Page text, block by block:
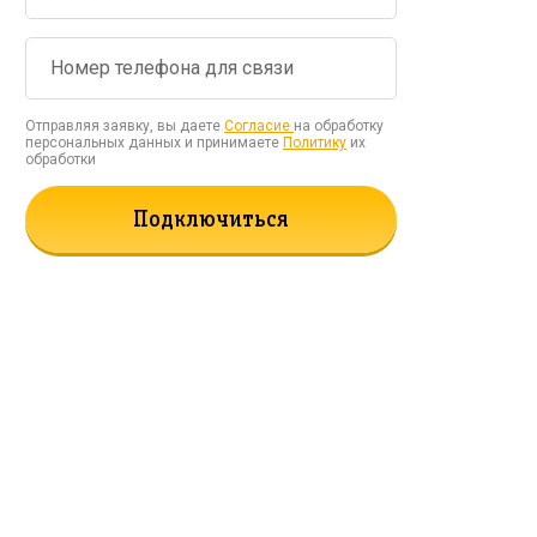
Отправляя заявку, вы даете Согласие на обработку
персональных данных и принимаете Политику их
обработки
Подключиться